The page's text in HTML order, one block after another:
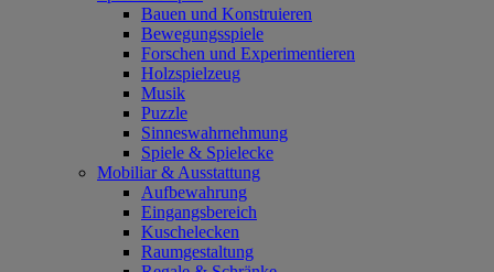
Bauen und Konstruieren
Bewegungsspiele
Forschen und Experimentieren
Holzspielzeug
Musik
Puzzle
Sinneswahrnehmung
Spiele & Spielecke
Mobiliar & Ausstattung
Aufbewahrung
Eingangsbereich
Kuschelecken
Raumgestaltung